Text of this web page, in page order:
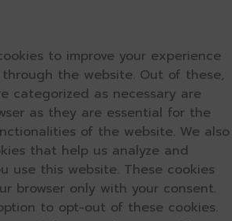
to improve your experience
the website. Out of these,
categorized as necessary are
as they are essential for the
of the website. We also
that help us analyze and
use this website. These cookies
browser only with your consent.
to opt-out of these cookies.